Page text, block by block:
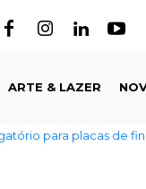
ARTE & LAZER
sobe para 82%,
para placas de final